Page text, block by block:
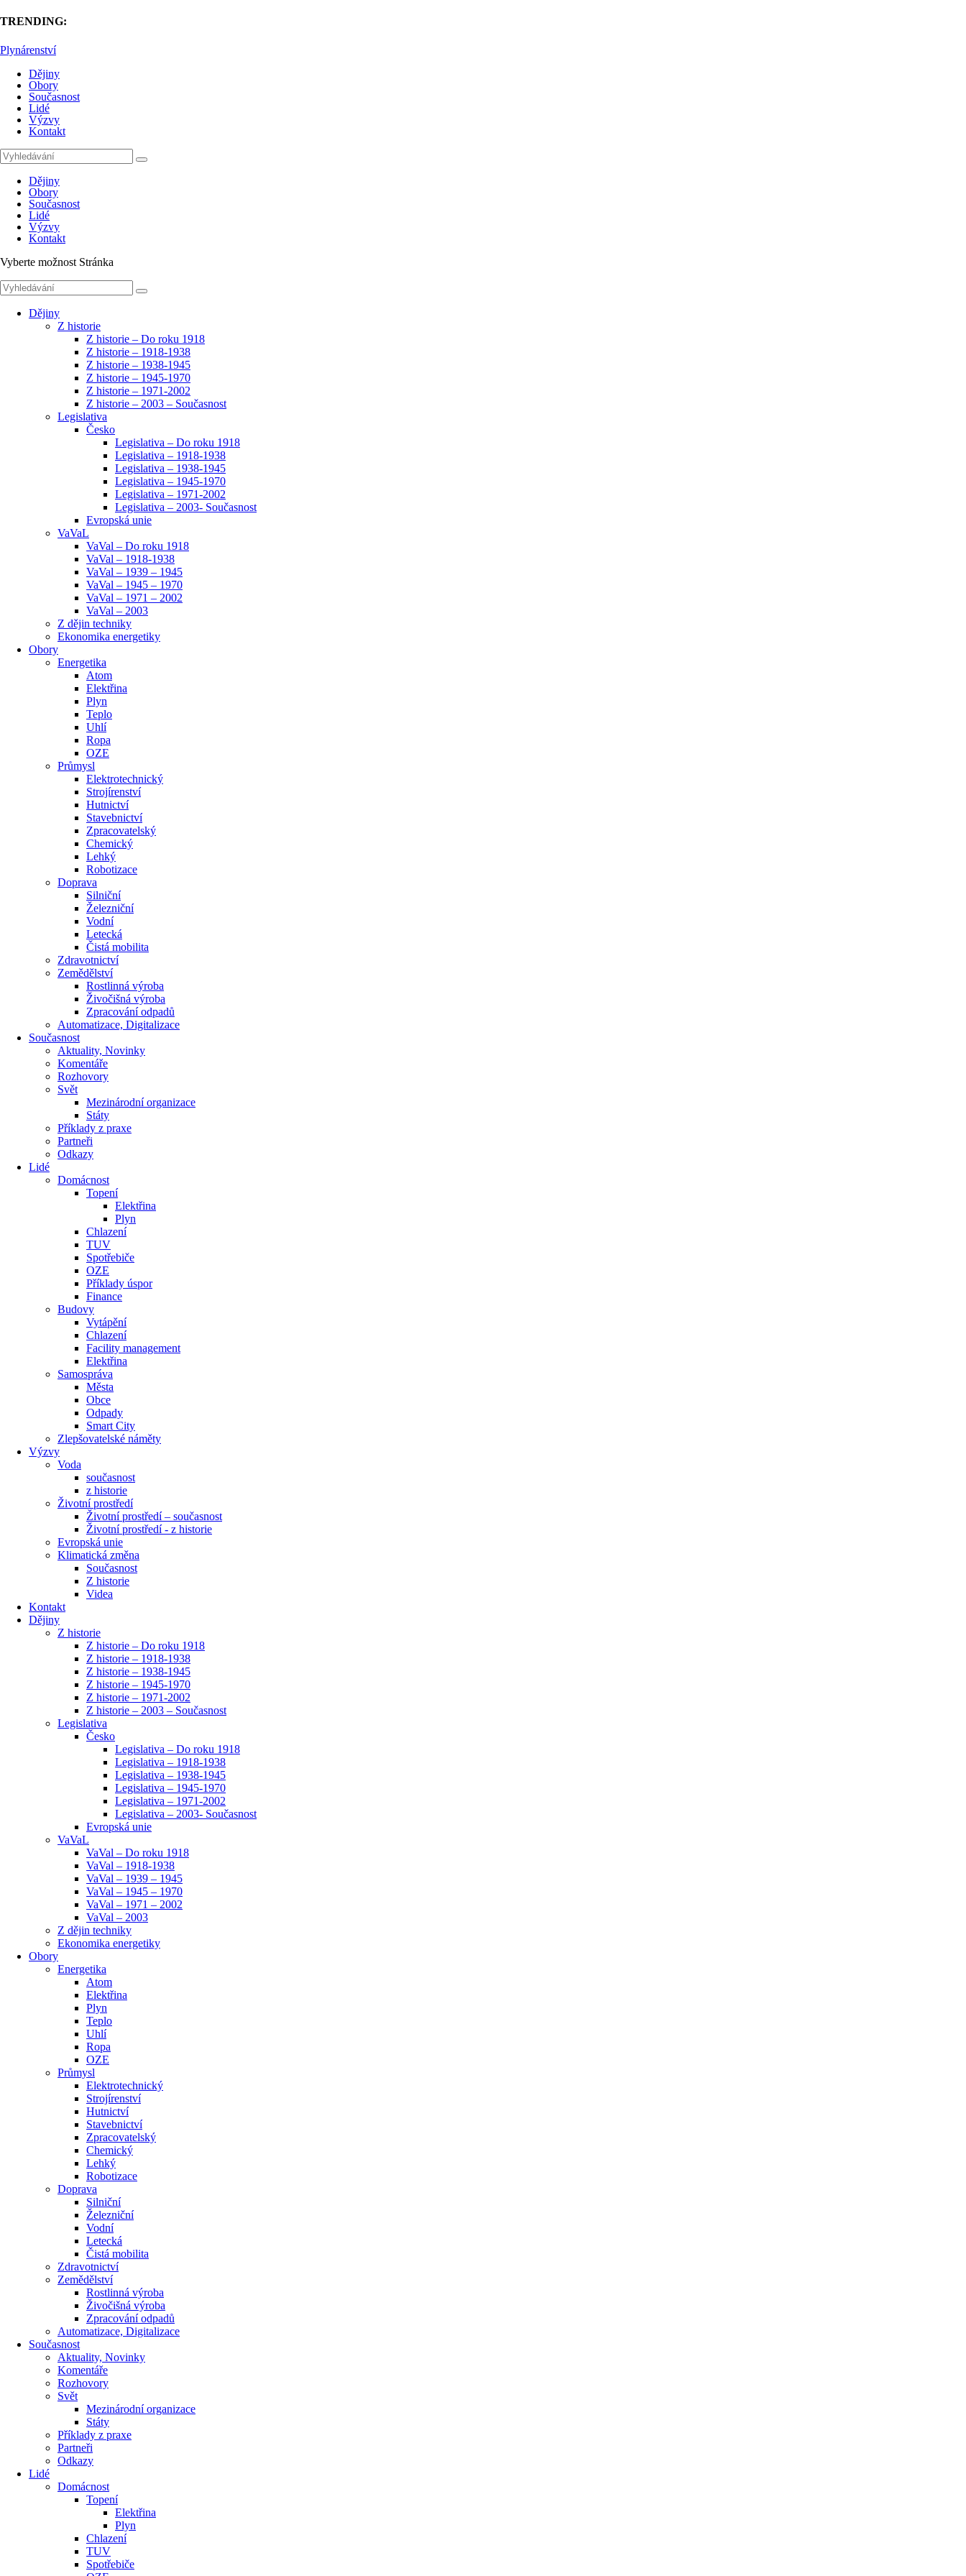
TRENDING:
Plynárenství
Dějiny
Obory
Současnost
Lidé
Výzvy
Kontakt
Dějiny
Obory
Současnost
Lidé
Výzvy
Kontakt
Vyberte možnost Stránka
Dějiny
Z historie
Z historie – Do roku 1918
Z historie – 1918-1938
Z historie – 1938-1945
Z historie – 1945-1970
Z historie – 1971-2002
Z historie – 2003 – Současnost
Legislativa
Česko
Legislativa – Do roku 1918
Legislativa – 1918-1938
Legislativa – 1938-1945
Legislativa – 1945-1970
Legislativa – 1971-2002
Legislativa – 2003- Současnost
Evropská unie
VaVaL
VaVal – Do roku 1918
VaVal – 1918-1938
VaVal – 1939 – 1945
VaVal – 1945 – 1970
VaVal – 1971 – 2002
VaVal – 2003
Z dějin techniky
Ekonomika energetiky
Obory
Energetika
Atom
Elektřina
Plyn
Teplo
Uhlí
Ropa
OZE
Průmysl
Elektrotechnický
Strojírenství
Hutnictví
Stavebnictví
Zpracovatelský
Chemický
Lehký
Robotizace
Doprava
Silniční
Železniční
Vodní
Letecká
Čistá mobilita
Zdravotnictví
Zemědělství
Rostlinná výroba
Živočišná výroba
Zpracování odpadů
Automatizace, Digitalizace
Současnost
Aktuality, Novinky
Komentáře
Rozhovory
Svět
Mezinárodní organizace
Státy
Příklady z praxe
Partneři
Odkazy
Lidé
Domácnost
Topení
Elektřina
Plyn
Chlazení
TUV
Spotřebiče
OZE
Příklady úspor
Finance
Budovy
Vytápění
Chlazení
Facility management
Elektřina
Samospráva
Města
Obce
Odpady
Smart City
Zlepšovatelské náměty
Výzvy
Voda
současnost
z historie
Životní prostředí
Životní prostředí – současnost
Životní prostředí ​- z historie
Evropská unie
Klimatická změna
Současnost
Z historie
Videa
Kontakt
Dějiny
Z historie
Z historie – Do roku 1918
Z historie – 1918-1938
Z historie – 1938-1945
Z historie – 1945-1970
Z historie – 1971-2002
Z historie – 2003 – Současnost
Legislativa
Česko
Legislativa – Do roku 1918
Legislativa – 1918-1938
Legislativa – 1938-1945
Legislativa – 1945-1970
Legislativa – 1971-2002
Legislativa – 2003- Současnost
Evropská unie
VaVaL
VaVal – Do roku 1918
VaVal – 1918-1938
VaVal – 1939 – 1945
VaVal – 1945 – 1970
VaVal – 1971 – 2002
VaVal – 2003
Z dějin techniky
Ekonomika energetiky
Obory
Energetika
Atom
Elektřina
Plyn
Teplo
Uhlí
Ropa
OZE
Průmysl
Elektrotechnický
Strojírenství
Hutnictví
Stavebnictví
Zpracovatelský
Chemický
Lehký
Robotizace
Doprava
Silniční
Železniční
Vodní
Letecká
Čistá mobilita
Zdravotnictví
Zemědělství
Rostlinná výroba
Živočišná výroba
Zpracování odpadů
Automatizace, Digitalizace
Současnost
Aktuality, Novinky
Komentáře
Rozhovory
Svět
Mezinárodní organizace
Státy
Příklady z praxe
Partneři
Odkazy
Lidé
Domácnost
Topení
Elektřina
Plyn
Chlazení
TUV
Spotřebiče